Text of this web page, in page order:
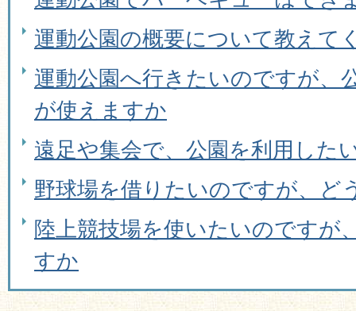
運動公園の概要について教えて
運動公園へ行きたいのですが、
が使えますか
遠足や集会で、公園を利用した
野球場を借りたいのですが、ど
陸上競技場を使いたいのですが
すか